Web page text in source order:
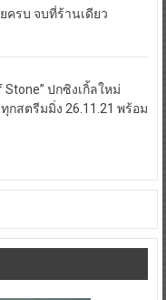
ยครบ จบที่ร้านเดียว
Stone” ปกซิงเกิ้ลใหม่
กสตรีมมิ่ง 26.11.21 พร้อม